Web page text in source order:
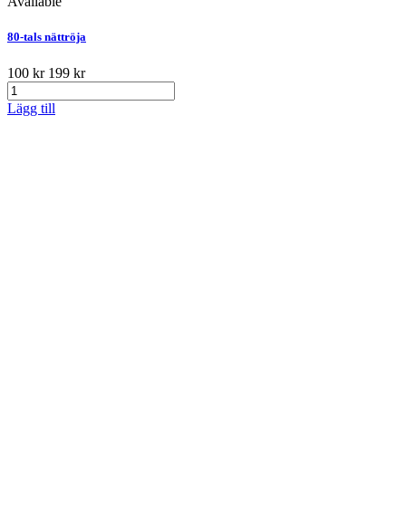
80-tals nättröja
100 kr 199 kr
Lägg till